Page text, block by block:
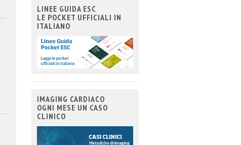
LINEE GUIDA ESC
LE POCKET UFFICIALI IN
ITALIANO
IMAGING CARDIACO
OGNI MESE UN CASO
CLINICO